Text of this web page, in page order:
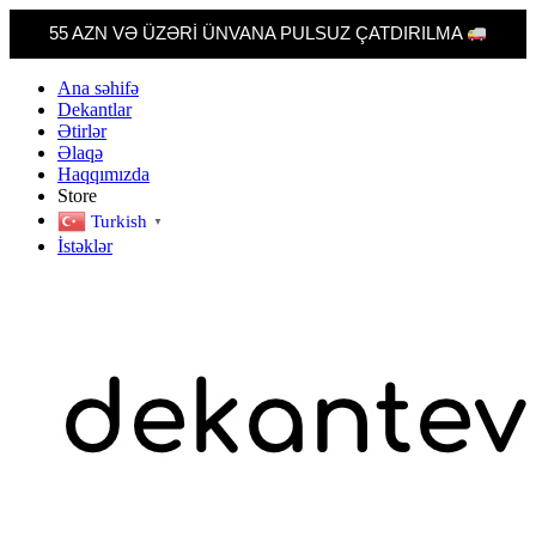
55 AZN VƏ ÜZƏRİ ÜNVANA PULSUZ ÇATDIRILMA
Skip
content
Ana səhifə
Dekantlar
Ətirlər
Əlaqə
Haqqımızda
Store
Turkish ▼
İstəklər